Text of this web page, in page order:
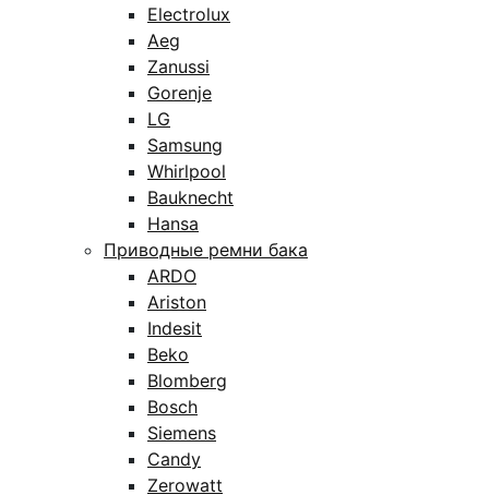
Electrolux
Aeg
Zanussi
Gorenje
LG
Samsung
Whirlpool
Bauknecht
Hansa
Приводные ремни бака
ARDO
Ariston
Indesit
Beko
Blomberg
Bosch
Siemens
Candy
Zerowatt